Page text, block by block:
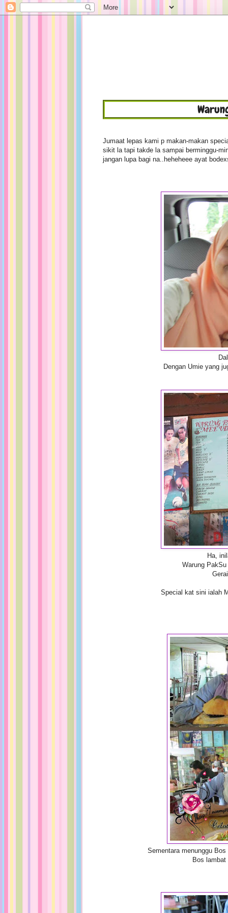
Jumaat lepas kami p makan-makan
sikit la tapi takde la sampai berminggu-
jangan lupa bagi na..heheheee ayat
Dengan Umie yang
Ha,
Warung
Special kat sini ialah
Sementara menunggu
Bos